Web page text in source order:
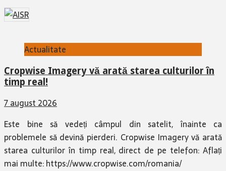
Actualitate
Cropwise Imagery vă arată starea culturilor în
timp real!
7 august 2026
Este bine să vedeți câmpul din satelit, înainte ca
problemele să devină pierderi. Cropwise Imagery vă arată
starea culturilor în timp real, direct de pe telefon: Aflați
mai multe: https://www.cropwise.com/romania/